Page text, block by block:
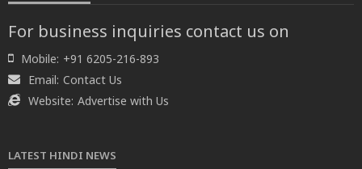
For business inquiries contact us on
Mobile: +91 6205-216-893
Email: Contact Us
Website: Advertise with Us
LATEST HINDI NEWS